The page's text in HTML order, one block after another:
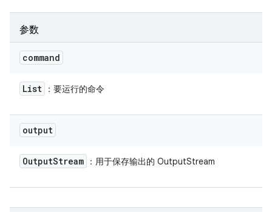
参数
command
List ：要运行的命令
output
OutputStream ：用于保存输出的 OutputStream